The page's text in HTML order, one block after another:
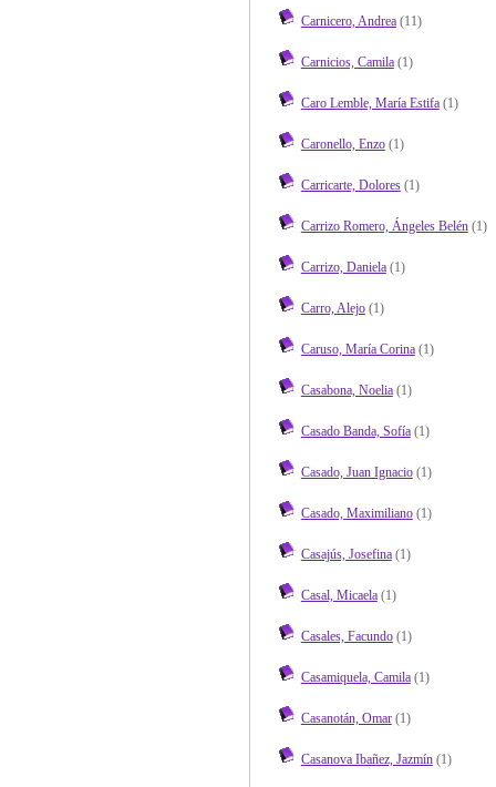
Carnicero, Andrea(11)
Carnicios, Camila(1)
Caro Lemble, María Estifa(1)
Caronello, Enzo(1)
Carricarte, Dolores(1)
Carrizo Romero, Ángeles Belén(1)
Carrizo, Daniela(1)
Carro, Alejo(1)
Caruso, María Corina(1)
Casabona, Noelia(1)
Casado Banda, Sofía(1)
Casado, Juan Ignacio(1)
Casado, Maximiliano(1)
Casajús, Josefina(1)
Casal, Micaela(1)
Casales, Facundo(1)
Casamiquela, Camila(1)
Casanotán, Omar(1)
Casanova Ibañez, Jazmín(1)